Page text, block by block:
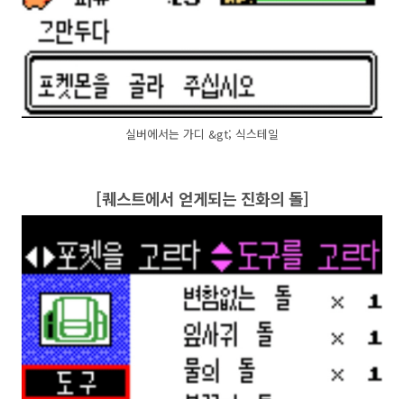
실버에서는 가디 &gt; 식스테일
[퀘스트에서 얻게되는 진화의 돌]